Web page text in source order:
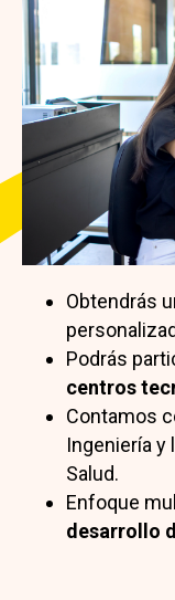
Obtendrás
Podrás
centros
Contamos
Ingeniería y
Salud.
Enfoque
desarrollo